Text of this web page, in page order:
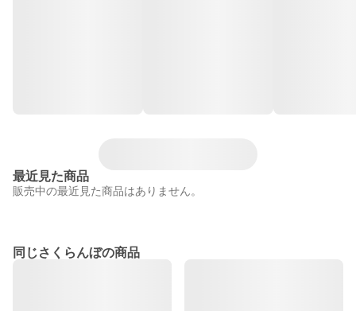
最近見た商品
販売中の最近見た商品はありません。
同じさくらんぼの商品